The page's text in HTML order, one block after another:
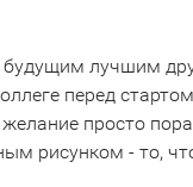
будущим лучшим
перед
просто
рисунком - то,